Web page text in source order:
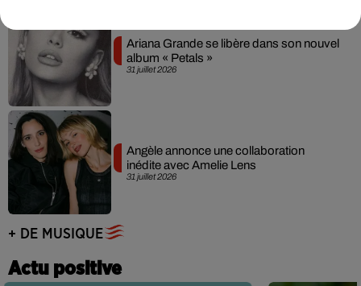
31 juillet 2026
Ariana Grande se libère dans son nouvel
album « Petals »
31 juillet 2026
Angèle annonce une collaboration
inédite avec Amelie Lens
+ DE MUSIQUE
Actu positive